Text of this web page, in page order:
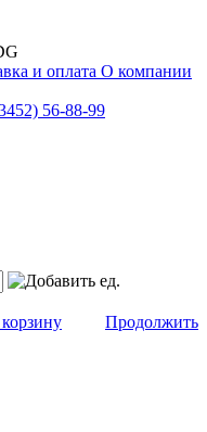
и оплата О компании
56-88-99
ед.
Продолжить